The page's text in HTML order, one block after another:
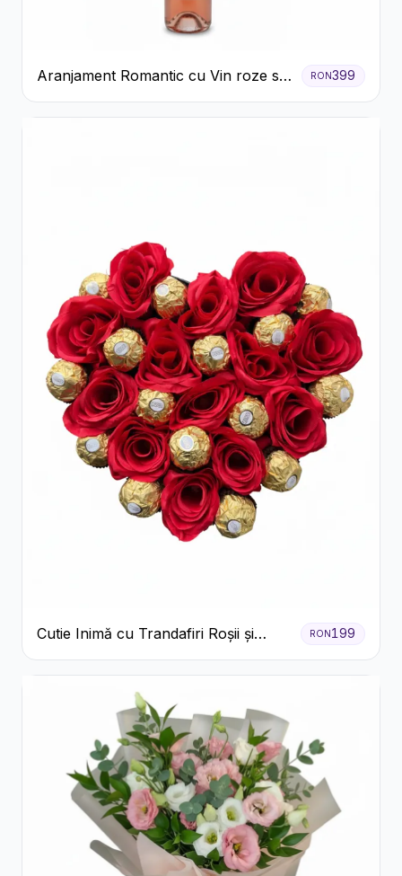
Aranjament Romantic cu Vin roze si
Flori pastel
RON399
Cutie Inimă cu Trandafiri Roșii și
Ferrero Rocher
RON199